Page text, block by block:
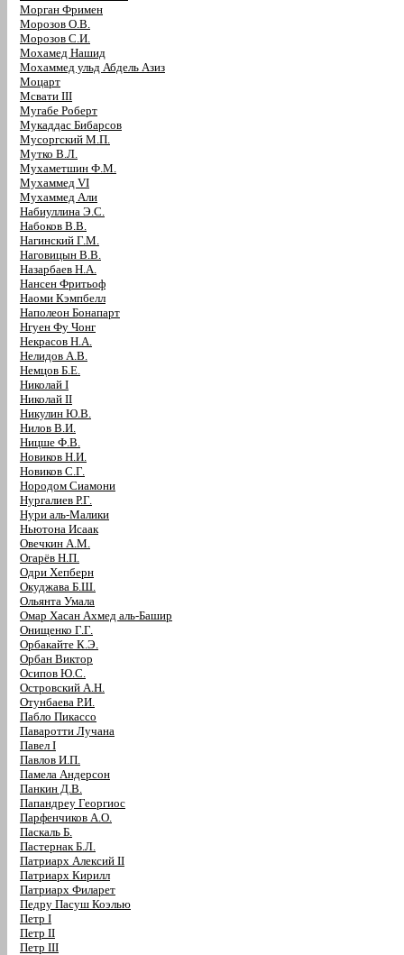
Морган Фримен
Морозов О.В.
Морозов С.И.
Мохамед Нашид
Мохаммед ульд Абдель Азиз
Моцарт
Мсвати III
Мугабе Роберт
Мукаддас Бибарсов
Мусоргский М.П.
Мутко В.Л.
Мухаметшин Ф.М.
Мухаммед VI
Мухаммед Али
Набиуллина Э.С.
Набоков В.В.
Нагинский Г.М.
Наговицын В.В.
Назарбаев Н.А.
Нансен Фритьоф
Наоми Кэмпбелл
Наполеон Бонапарт
Нгуен Фу Чонг
Некрасов Н.А.
Нелидов А.В.
Немцов Б.Е.
Николай I
Николай II
Никулин Ю.В.
Нилов В.И.
Ницше Ф.В.
Новиков Н.И.
Новиков С.Г.
Нородом Сиамони
Нургалиев Р.Г.
Нури аль-Малики
Ньютона Исаак
Овечкин А.М.
Огарёв Н.П.
Одри Хепберн
Окуджава Б.Ш.
Ольянта Умала
Омар Хасан Ахмед аль-Башир
Онищенко Г.Г.
Орбакайте К.Э.
Орбан Виктор
Осипов Ю.С.
Островский А.Н.
Отунбаева Р.И.
Пабло Пикассо
Паваротти Лучана
Павел I
Павлов И.П.
Памела Андерсон
Панкин Д.В.
Папандреу Георгиос
Парфенчиков А.О.
Паскаль Б.
Пастернак Б.Л.
Патриарх Алексий II
Патриарх Кирилл
Патриарх Филарет
Педру Пасуш Коэлью
Петр I
Петр II
Петр III